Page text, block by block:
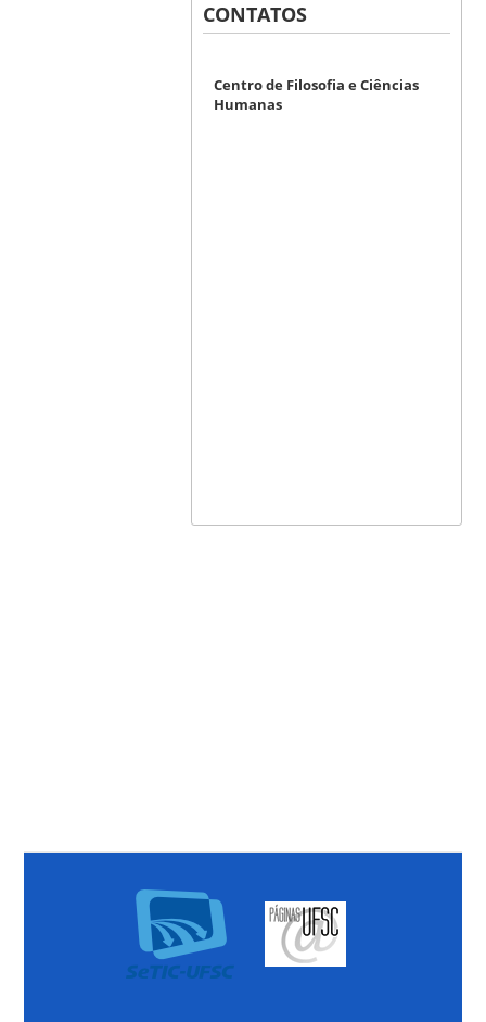
CONTATOS
Centro de Filosofia e Ciências
Humanas